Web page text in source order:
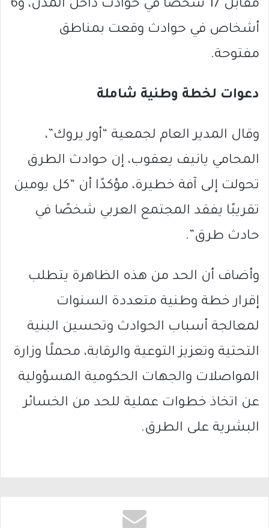
مقابل 17 شخصًا في حوادث داخل المدن، و6
أشخاص في حوادث وقعت بمناطق
مفتوحة.
دعوات لخطة وطنية شاملة
وقال المدير العام لجمعية “أور يروك”،
المحامي يانيف يعقوب، إن حوادث الطرق
تحولت إلى آفة خطيرة، مؤكدًا أن “كل يومين
تقريبًا يفقد المجتمع العربي شخصًا في
حادث طرق”.
وأضاف أن الحد من هذه الظاهرة يتطلب
إقرار خطة وطنية متعددة السنوات
لمعالجة أسباب الحوادث وتحسين البنية
التحتية وتعزيز التوعية والرقابة، محملًا وزارة
المواصلات والجهات الحكومية المسؤولية
عن اتخاذ خطوات عملية للحد من الخسائر
البشرية على الطرق.